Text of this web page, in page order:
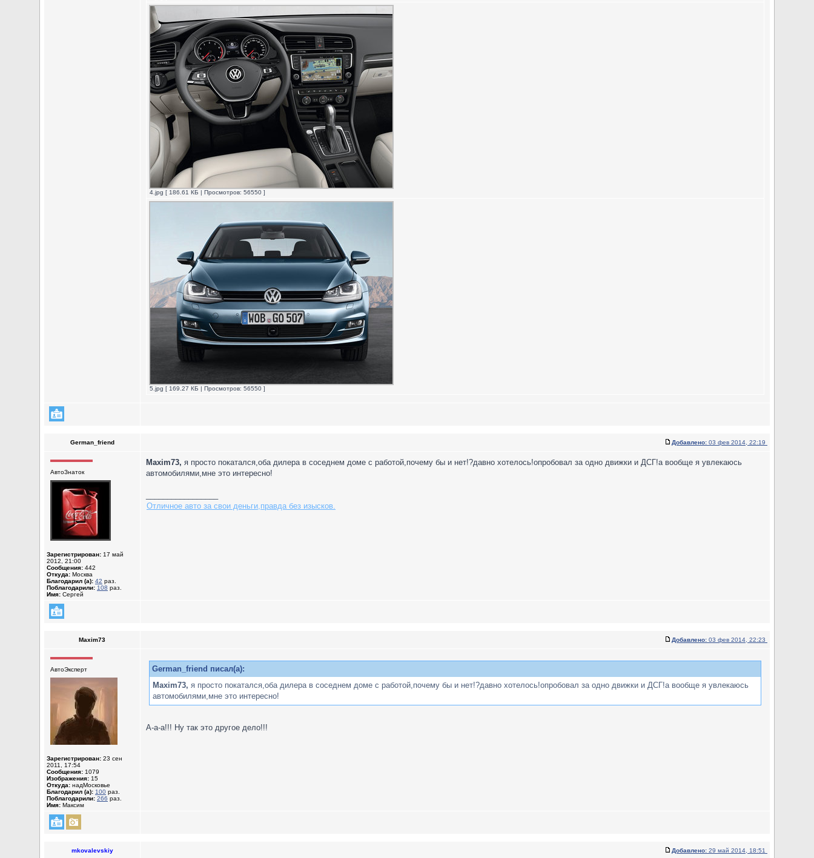
4.jpg [ 186.61 КБ | Просмотров: 56550 ]
5.jpg [ 169.27 КБ | Просмотров: 56550 ]
German_friend Добавлено: 03 фев 2014, 22:19
АвтоЗнаток
Зарегистрирован: 17 май
2012, 21:00
Сообщения: 442
Откуда: Москва
Благодарил (а): 42 раз.
Поблагодарили: 108 раз.
Имя: Сергей
Maxim73, я просто покатался,оба дилера в соседнем доме с работой,почему бы и нет!?давно хотелось!опробовал за одно движки и ДСГ!а вообще я увлекаюсь
автомобилями,мне это интересно!
Отличное авто за свои деньги,правда без изысков.
Maxim73 Добавлено: 03 фев 2014, 22:23
АвтоЭксперт
Зарегистрирован: 23 сен
2011, 17:54
Сообщения: 1079
Изображения: 15
Откуда: надМосковье
Благодарил (а): 100 раз.
Поблагодарили: 266 раз.
Имя: Максим
German_friend писал(а):
Maxim73, я просто покатался,оба дилера в соседнем доме с работой,почему бы и нет!?давно хотелось!опробовал за одно движки и ДСГ!а вообще я увлекаюсь
автомобилями,мне это интересно!
А-а-а!!! Ну так это другое дело!!!
mkovalevskiy Добавлено: 29 май 2014, 18:51